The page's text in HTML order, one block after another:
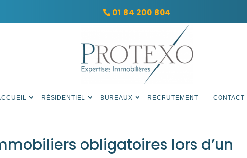
01 84 200 804
RÉSIDENTIEL BUREAUX RECRUTEMENT CONTACT
obligatoires lors d’un